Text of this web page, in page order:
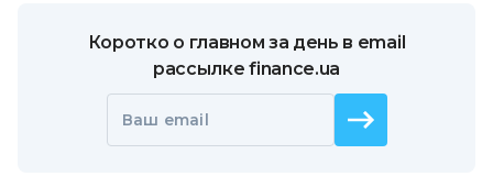
Коротко о главном за день в email
рассылке finance.ua
Ваш email